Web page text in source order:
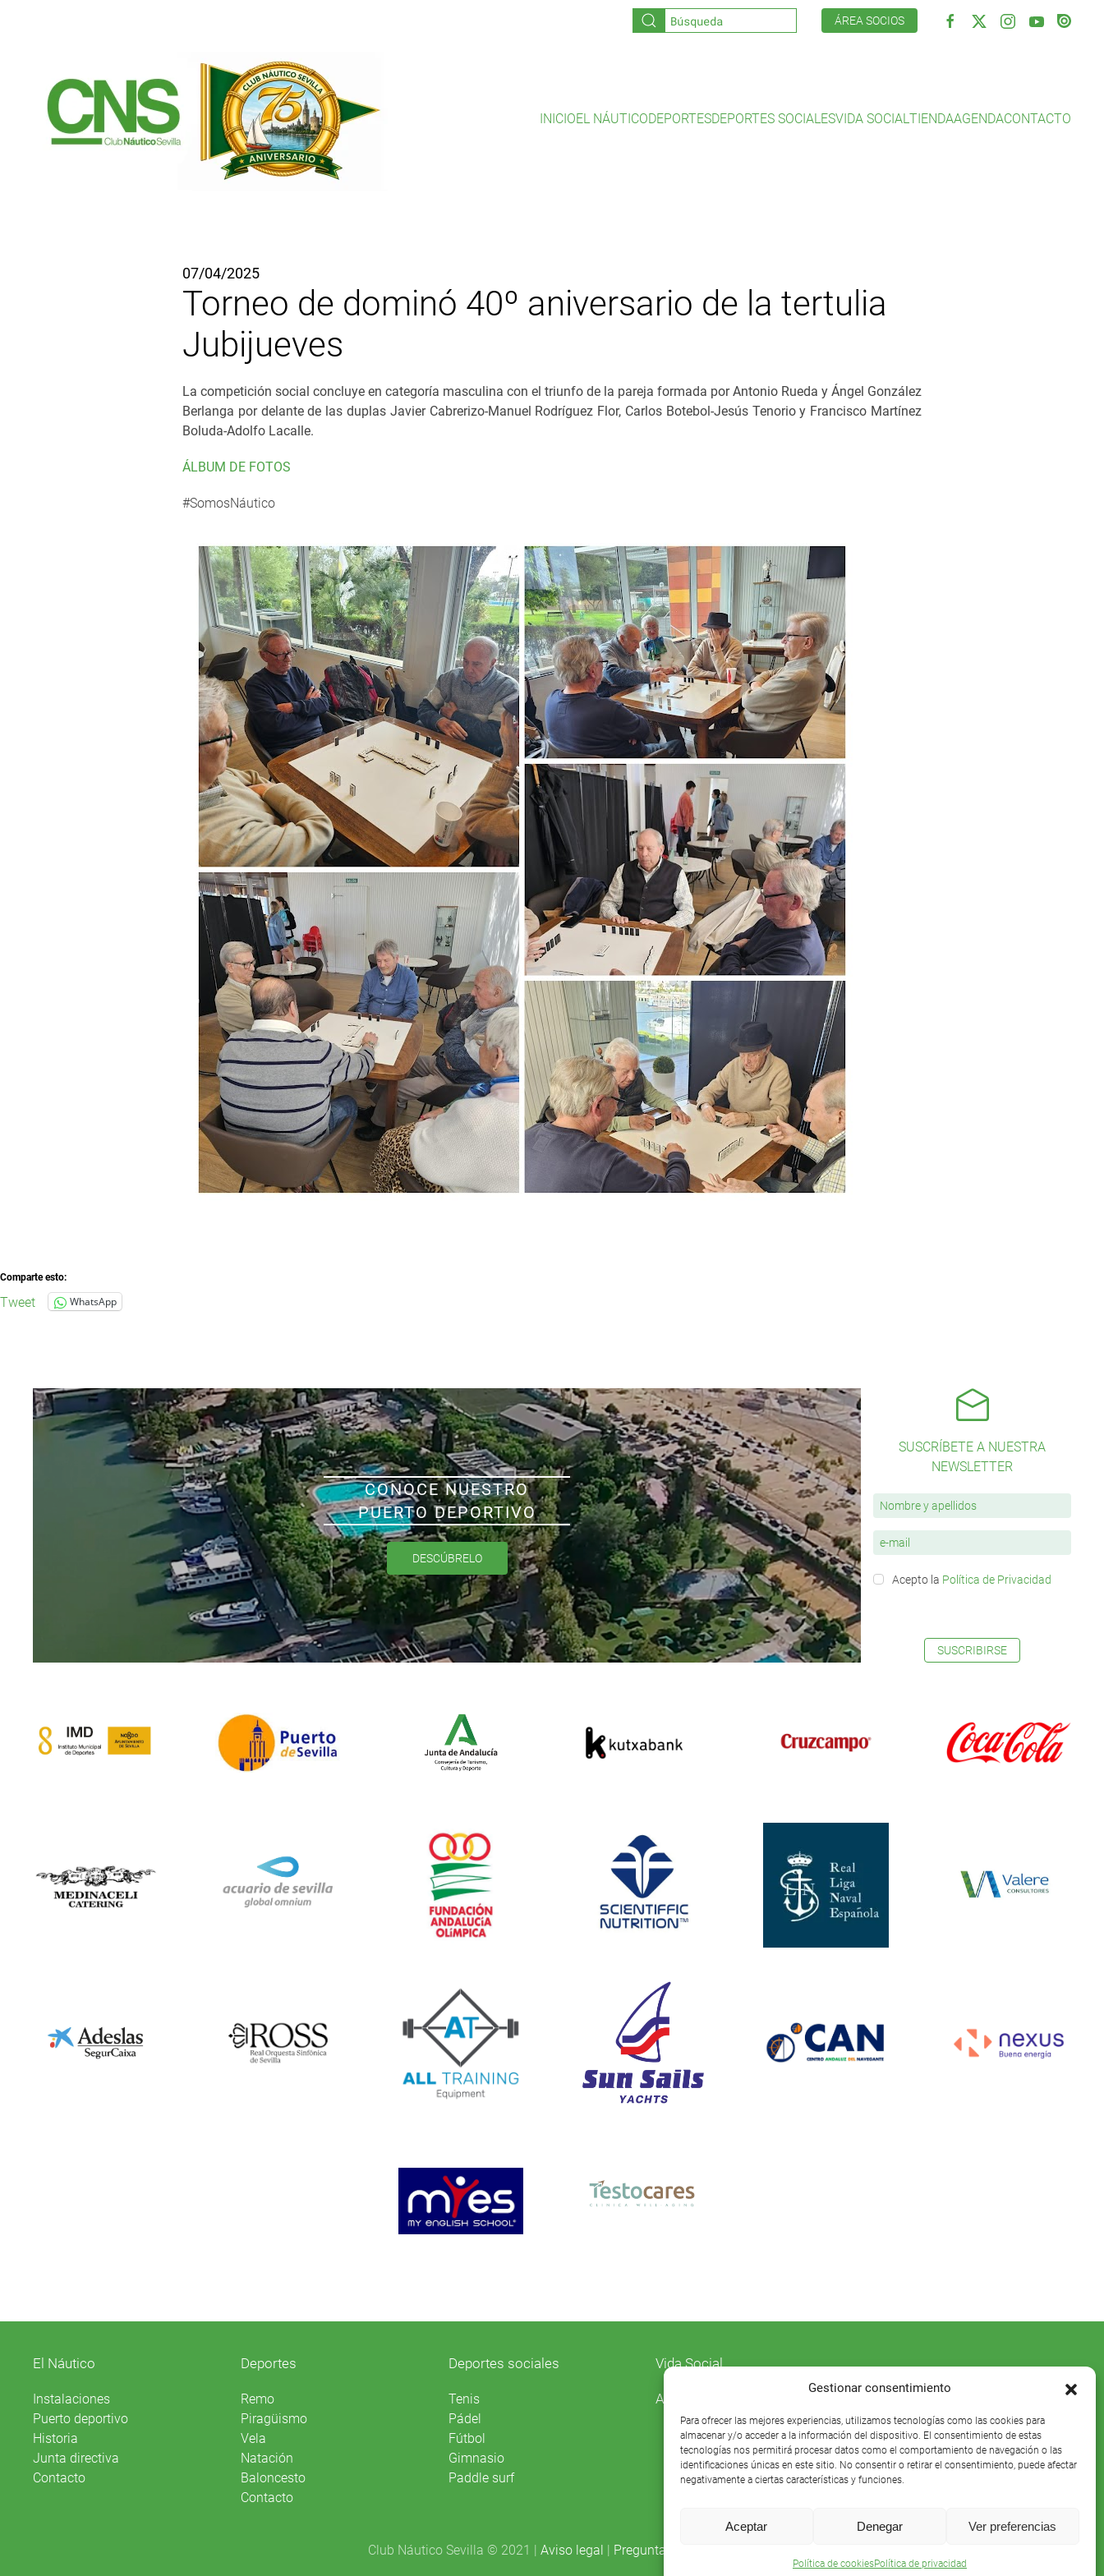
Gestionar consentimiento
Para ofrecer las mejores experiencias, utilizamos tecnologías como las cookies para
almacenar y/o acceder a la información del dispositivo. El consentimiento de estas
tecnologías nos permitirá procesar datos como el comportamiento de navegación o las
identificaciones únicas en este sitio. No consentir o retirar el consentimiento, puede afectar
negativamente a ciertas características y funciones.
Aceptar Denegar Ver preferencias
Política de cookiesPolítica de privacidad
ÁREA SOCIOS
INICIOEL NÁUTICODEPORTESDEPORTES SOCIALESVIDA SOCIALTIENDAAGENDACONTACTO
07/04/2025
Torneo de dominó 40º aniversario de la tertulia
Jubijueves
La competición social concluye en categoría masculina con el triunfo de la pareja formada por Antonio Rueda y Ángel González
Berlanga por delante de las duplas Javier Cabrerizo-Manuel Rodríguez Flor, Carlos Botebol-Jesús Tenorio y Francisco Martínez
Boluda-Adolfo Lacalle.
ÁLBUM DE FOTOS
#SomosNáutico
Comparte esto:
Tweet WhatsApp
CONOCE NUESTRO
PUERTO DEPORTIVO
DESCÚBRELO
SUSCRÍBETE A NUESTRA
NEWSLETTER
Acepto la Política de Privacidad
SUSCRIBIRSE
El Náutico
Instalaciones
Puerto deportivo
Historia
Junta directiva
Contacto
Deportes
Remo
Piragüismo
Vela
Natación
Baloncesto
Contacto
Deportes sociales
Tenis
Pádel
Fútbol
Gimnasio
Paddle surf
Vida Social
Agenda
Club Náutico Sevilla © 2021 | Aviso legal | Preguntas frecuentes